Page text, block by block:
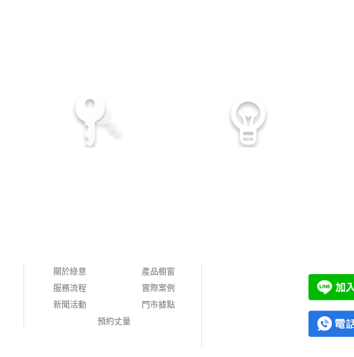
關於綠意
產品櫥窗
服務流程
實際案例
新聞活動
門市據點
預約丈量